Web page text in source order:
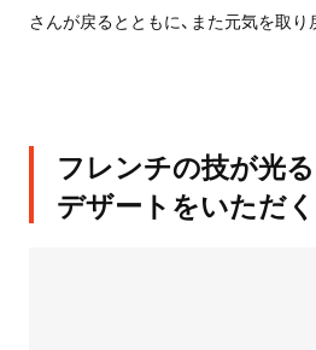
さんが戻るとともに、また元気を取り
フレンチの技が光
デザートをいただく